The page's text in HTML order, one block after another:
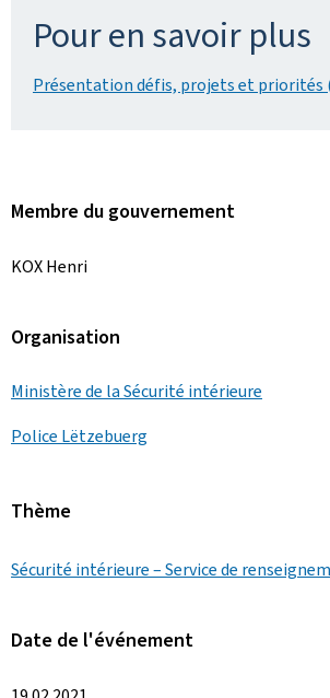
Pour en savoir plus
Présentation défis, projets et priorités
Membre du gouvernement
KOX Henri
Organisation
Ministère de la Sécurité intérieure
Police Lëtzebuerg
Thème
Sécurité intérieure – Service de
Date de l'événement